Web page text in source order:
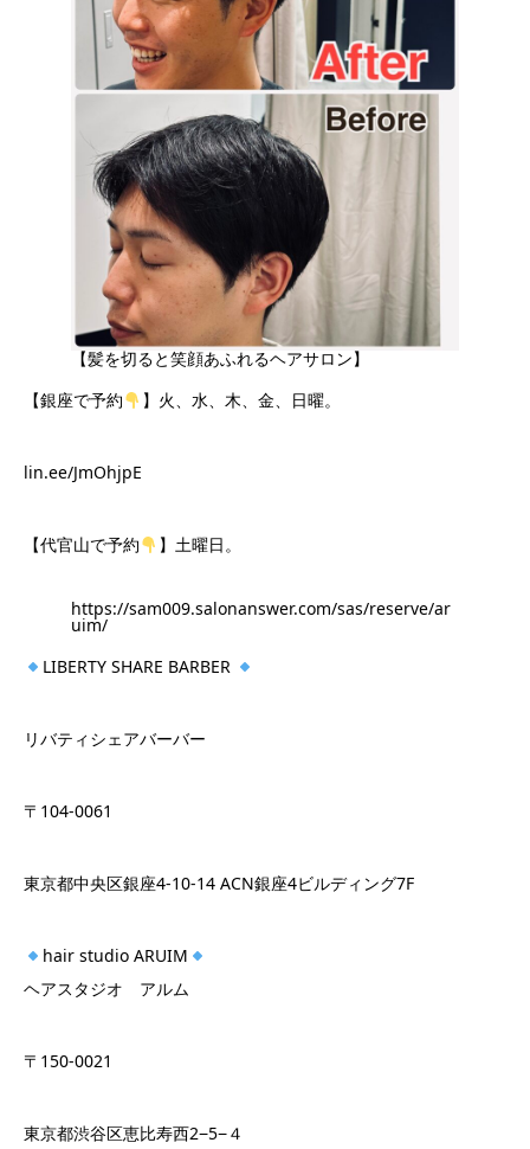
【髪を切ると笑顔あふれるヘアサロン】
【銀座で予約
】火、水、木、金、日曜。
lin.ee/JmOhjpE
【代官山で予約 】土曜日。
https://sam009.salonanswer.com/sas/reserve/ar
uim/
LIBERTY SHARE BARBER
リバティシェアバーバー
〒104-0061
東京都中央区銀座4-10-14 ACN銀座4ビルディング7F
hair studio ARUIM
ヘアスタジオ アルム
〒150-0021
東京都渋谷区恵比寿西2−5−４